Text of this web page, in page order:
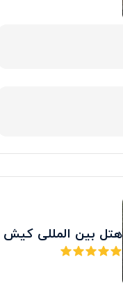
هتل بین المللی کیش